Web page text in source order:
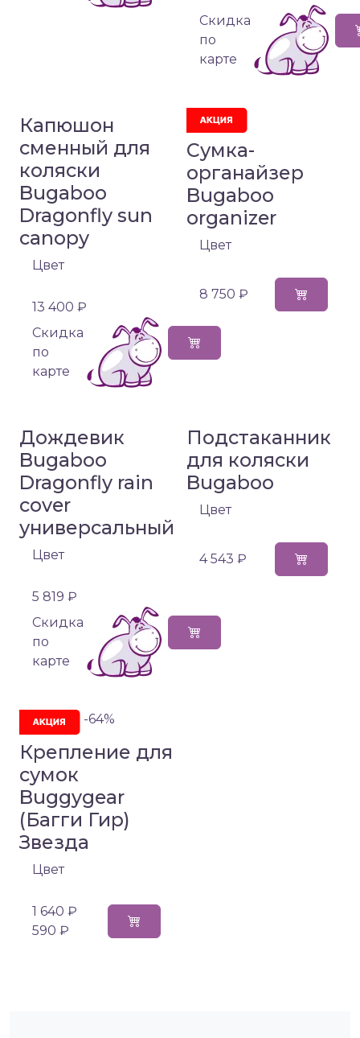
Cкидка
по
карте
Капюшон
сменный для
коляски
Bugaboo
Dragonfly sun
canopy
Цвет
13 400 ₽
Cкидка
по
карте
Сумка-
органайзер
Bugaboo
organizer
Цвет
8 750 ₽
Дождевик
Bugaboo
Dragonfly rain
cover
универсальный
Цвет
5 819 ₽
Cкидка
по
карте
Подстаканник
для коляски
Bugaboo
Цвет
4 543 ₽
-64%
Крепление для
сумок
Buggygear
(Багги Гир)
Звезда
Цвет
1 640 ₽
590 ₽